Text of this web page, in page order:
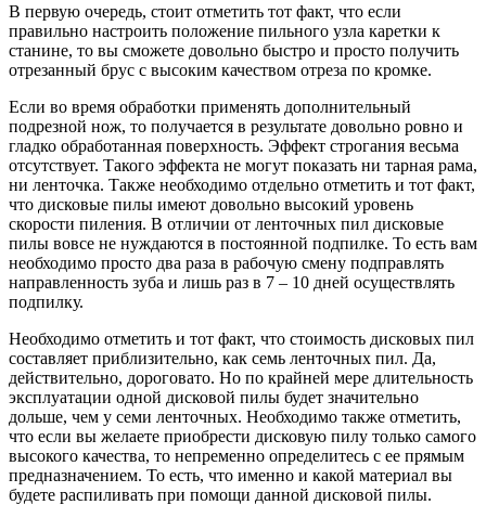
В первую очередь, стоит отметить тот факт, что если
правильно настроить положение пильного узла каретки к
станине, то вы сможете довольно быстро и просто получить
отрезанный брус с высоким качеством отреза по кромке.
Если во время обработки применять дополнительный
подрезной нож, то получается в результате довольно ровно и
гладко обработанная поверхность. Эффект строгания весьма
отсутствует. Такого эффекта не могут показать ни тарная рама,
ни ленточка. Также необходимо отдельно отметить и тот факт,
что дисковые пилы имеют довольно высокий уровень
скорости пиления. В отличии от ленточных пил дисковые
пилы вовсе не нуждаются в постоянной подпилке. То есть вам
необходимо просто два раза в рабочую смену подправлять
направленность зуба и лишь раз в 7 – 10 дней осуществлять
подпилку.
Необходимо отметить и тот факт, что стоимость дисковых пил
составляет приблизительно, как семь ленточных пил. Да,
действительно, дороговато. Но по крайней мере длительность
эксплуатации одной дисковой пилы будет значительно
дольше, чем у семи ленточных. Необходимо также отметить,
что если вы желаете приобрести дисковую пилу только самого
высокого качества, то непременно определитесь с ее прямым
предназначением. То есть, что именно и какой материал вы
будете распиливать при помощи данной дисковой пилы.